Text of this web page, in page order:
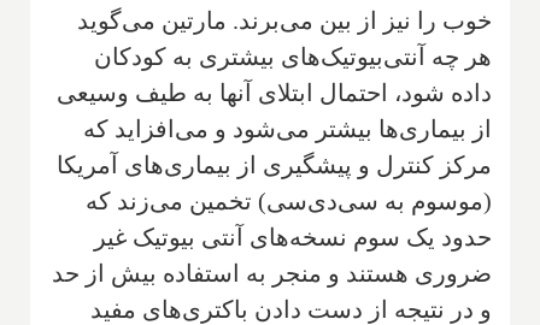
خوب را نیز از بین می‌برند. مارتین می‌گوید
هر چه آنتی‌بیوتیک‌های بیشتری به کودکان
داده شود، احتمال ابتلای آنها به طیف وسیعی
از بیماری‌ها بیشتر می‌شود و می‌افزاید که
مرکز کنترل و پیشگیری از بیماری‌های آمریکا
(موسوم به سی‌دی‌سی) تخمین می‌زند که
حدود یک سوم نسخه‌های آنتی بیوتیک غیر
ضروری هستند و منجر به استفاده بیش از حد
و در نتیجه از دست دادن باکتری‌های مفید